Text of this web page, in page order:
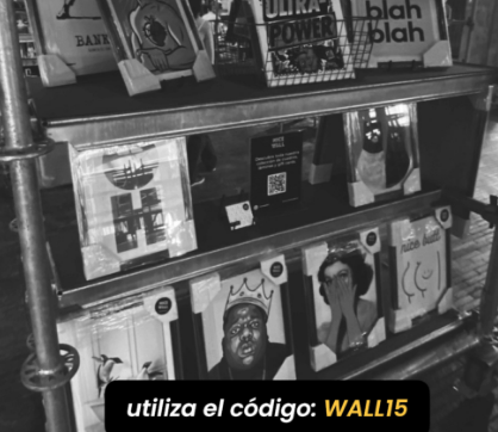
🇨🇱 Envío gratis a todo
💎 Calidad Premium💳 3
TAMAÑO
30x40 40x60
LÁMINA
Con Marco Sin
Cantidad
💳 Compra ahora y
Mostrar stock de